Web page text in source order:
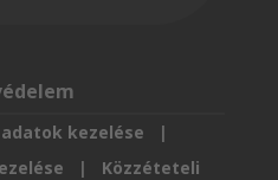
kezelése |
| Közzéteteli